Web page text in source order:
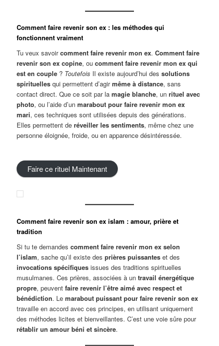
Comment faire revenir son ex : les méthodes qui
fonctionnent vraiment
Tu veux savoircomment faire revenir mon ex.Comment faire
revenir son ex copine, oucomment faire revenir mon ex qui
est en couple ? Toutefois Il existe aujourd’hui dessolutions
spirituelles qui permettent d’agirmême à distance, sans
contact direct. Que ce soit par lamagie blanche, unrituel avec
photo, ou l’aide d’unmarabout pour faire revenir mon ex
mari, ces techniques sont utilisées depuis des générations.
Elles permettent deréveiller les sentiments, même chez une
personne éloignée, froide, ou en apparence désintéressée.
Faire ce rituel Maintenant
Comment faire revenir son ex islam : amour, prière et
tradition
Si tu te demandescomment faire revenir mon ex selon
l’islam, sache qu’il existe desprières puissantes et des
invocations spécifiques issues des traditions spirituelles
musulmanes. Ces prières, associées à untravail énergétique
propre, peuventfaire revenir l’être aimé avec respect et
bénédiction. Lemarabout puissant pour faire revenir son ex
travaille en accord avec ces principes, en utilisant uniquement
des méthodes licites et bienveillantes. C’est une voie sûre pour
rétablir un amour béni et sincère.